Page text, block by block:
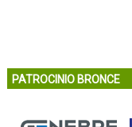
PATROCINIO BRONCE